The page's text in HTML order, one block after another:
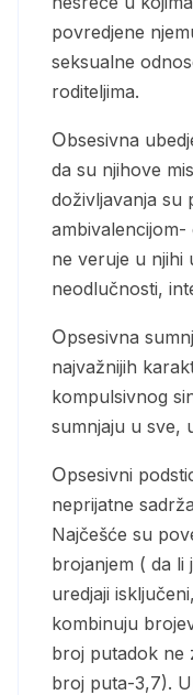
povredjene
seksualne
roditeljima.
Obsesivna ubedjenja kada su osobe ubedjene
da su njihove
doživljavanja su
ne veruje u njihi
neodlučnosti,
Opsesivna sumnja predstavlja jednu od
najvažnijih
kompulsivnog
sumnjaju u sve,
Opsesivni podsticaji predstavljaju posebno
neprijatne
Najčešće su
brojanjem ( da li
uredjaji
kombinuju
broj putadok ne
broj puta-3,7).